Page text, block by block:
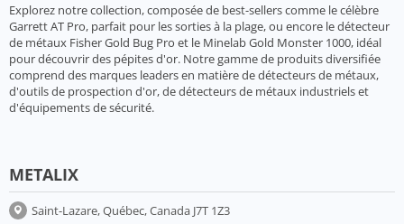
Explorez notre collection, composée de best-sellers comme le célèbre
Garrett AT Pro, parfait pour les sorties à la plage, ou encore le détecteur
de métaux Fisher Gold Bug Pro et le Minelab Gold Monster 1000, idéal
pour découvrir des pépites d'or. Notre gamme de produits diversifiée
comprend des marques leaders en matière de détecteurs de métaux,
d'outils de prospection d'or, de détecteurs de métaux industriels et
d'équipements de sécurité.
METALIX
Saint-Lazare, Québec, Canada J7T 1Z3